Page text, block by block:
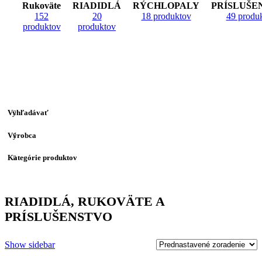
Rukoväte
152
produktov
RIADIDLÁ
20
produktov
RÝCHLOPALY
18 produktov
49
Vyhľadávať
Výrobca
Kategórie produktov
RIADIDLÁ, RUKOVÄTE A
PRÍSLUŠENSTVO
Show sidebar